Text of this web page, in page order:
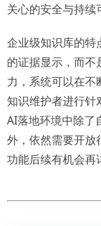
关心的安全与持续
企业级知识库的特
的证据显示，而
力，系统可以在不
知识维护者进行针
AI落地环境中除了
外，依然需要开放
功能后续有机会再